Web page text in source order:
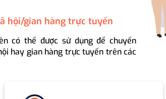
hội/gian hàng trực tuyến
có thể được sử dụng để chuyển
hay gian hàng trực tuyến trên các